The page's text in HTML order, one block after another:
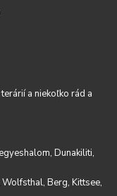
a niekoľko rád a
Dunakiliti,
Berg, Kittsee,